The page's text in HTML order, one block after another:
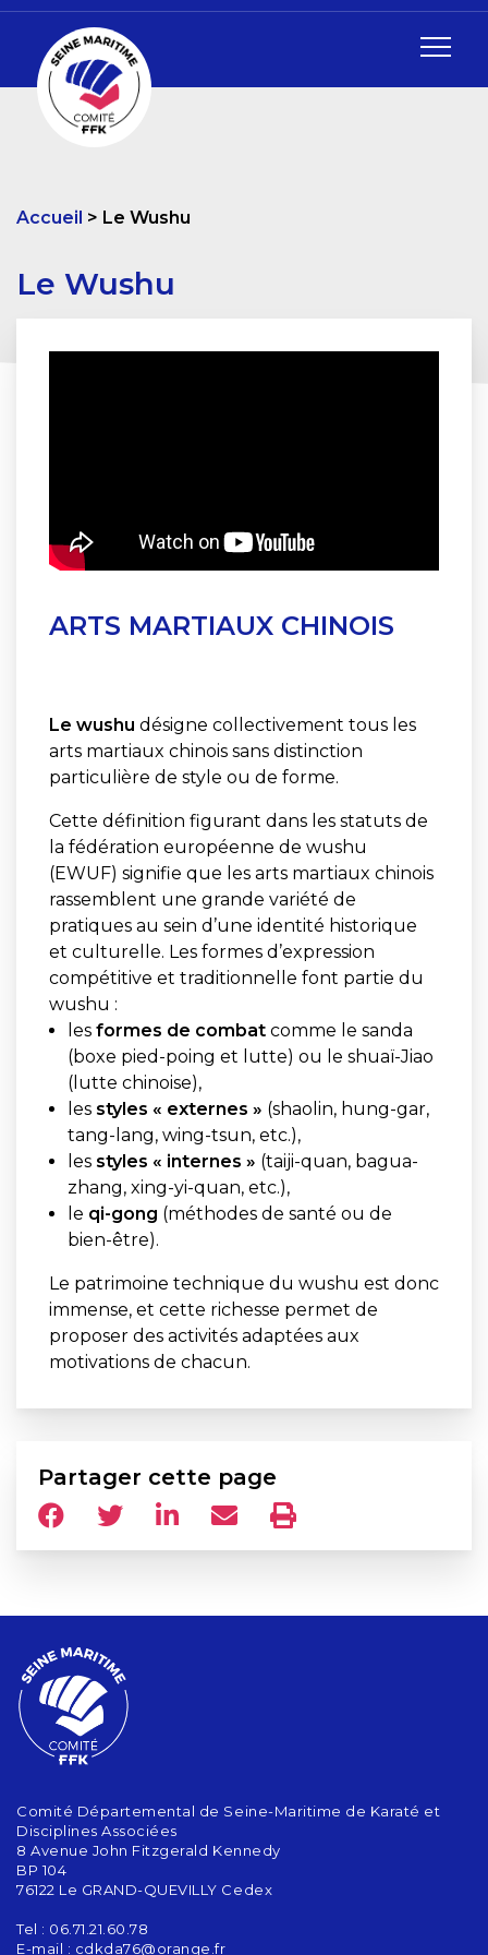
Accueil Le Wushu
Le Wushu
ARTS MARTIAUX CHINOIS
Le wushu désigne collectivement tous les
arts martiaux chinois sans distinction
particulière de style ou de forme.
Cette définition figurant dans les statuts de
la fédération européenne de wushu
(EWUF) signifie que les arts martiaux chinois
rassemblent une grande variété de
pratiques au sein d’une identité historique
et culturelle. Les formes d’expression
compétitive et traditionnelle font partie du
wushu :
les formes de combatcomme le sanda
(boxe pied-poing et lutte) ou le shuaï-Jiao
(lutte chinoise),
lesstyles « externes » (shaolin, hung-gar,
tang-lang, wing-tsun, etc.),
les styles « internes » (taiji-quan, bagua-
zhang, xing-yi-quan, etc.),
le qi-gong (méthodes de santé ou de
bien-être).
Le patrimoine technique du wushu est donc
immense, et cette richesse permet de
proposer des activités adaptées aux
motivations de chacun.
Partager cette page
Comité Départemental de Seine-Maritime de Karaté et
Disciplines Associées
8 Avenue John Fitzgerald Kennedy
BP 104
76122 Le GRAND-QUEVILLY Cedex
Tel : 06.71.21.60.78
E-mail : cdkda76@orange.fr